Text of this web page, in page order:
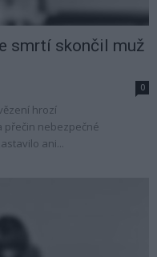
smrtí skončil muž
0
hrozí
přečin nebezpečné
ani...